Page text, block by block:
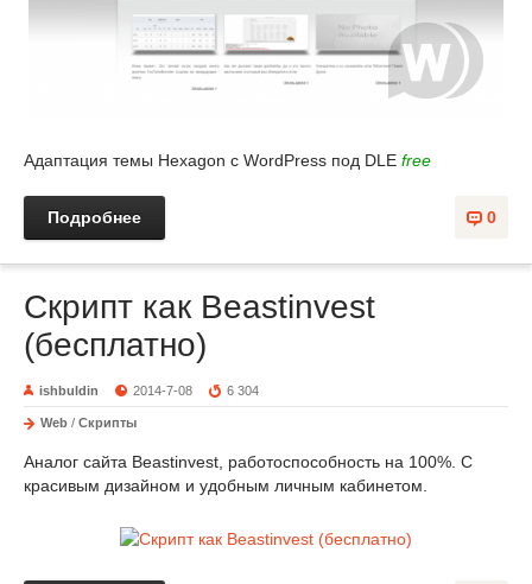
Адаптация темы Hexagon с WordPress под DLE free
0
Подробнее
Скрипт как Beastinvest
(бесплатно)
ishbuldin 2014-7-08 6 304
Web / Скрипты
Аналог сайта Beastinvest, работоспособность на 100%. С
красивым дизайном и удобным личным кабинетом.